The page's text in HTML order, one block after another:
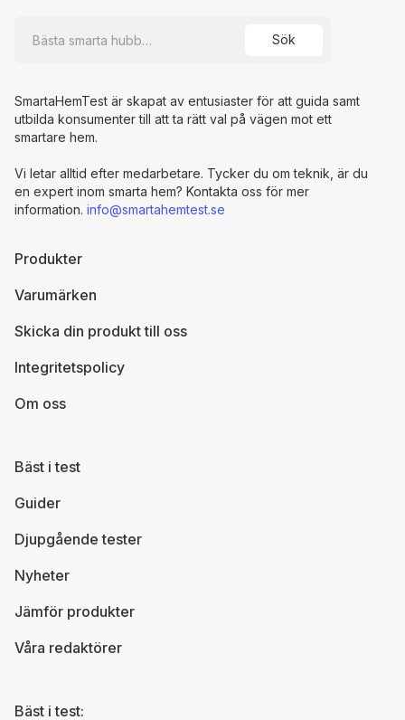
Bäst i test
Guider
Djupgående tester
Nyheter
Jämför produkter
Våra redaktörer
Produkter
Varumärken
Skicka din produkt till oss
Integritetspolicy
Om oss
SmartaHemTest är skapat av entusiaster för att guida samt
utbilda konsumenter till att ta rätt val på vägen mot ett
smartare hem.
Vi letar alltid efter medarbetare. Tycker du om teknik, är du
en expert inom smarta hem? Kontakta oss för mer
information. info@smartahemtest.se
Bäst i test: